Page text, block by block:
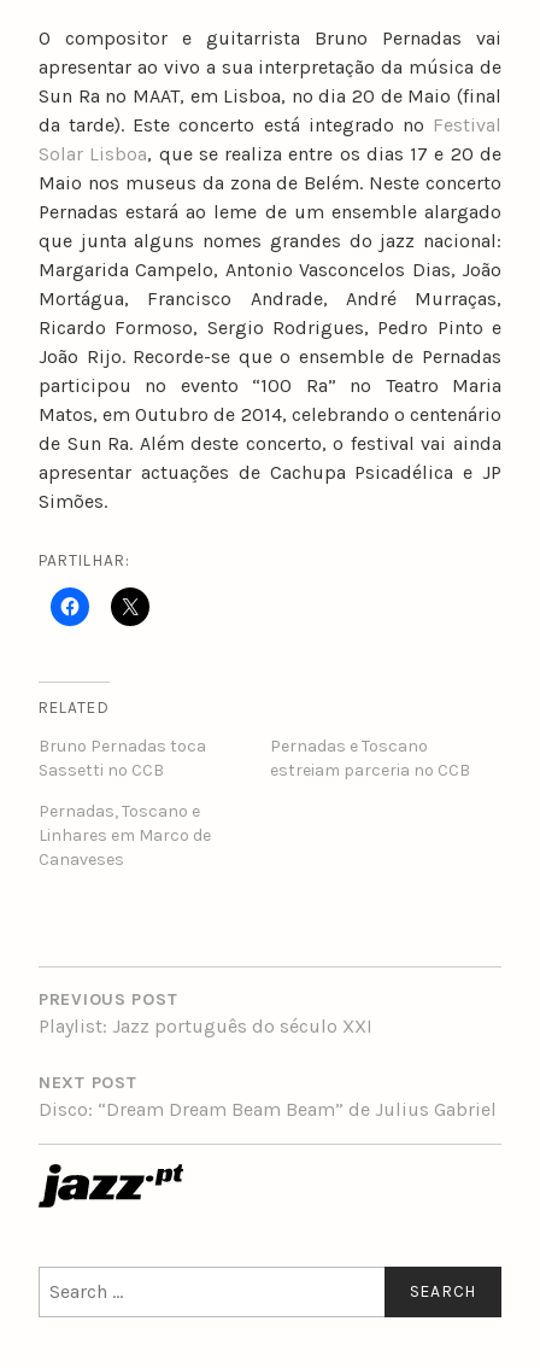
O compositor e guitarrista Bruno Pernadas vai
apresentar ao vivo a sua interpretação da música de
Sun Ra no MAAT, em Lisboa, no dia 20 de Maio (final
da tarde). Este concerto está integrado no Festival
Solar Lisboa, que se realiza entre os dias 17 e 20 de
Maio nos museus da zona de Belém. Neste concerto
Pernadas estará ao leme de um ensemble alargado
que junta alguns nomes grandes do jazz nacional:
Margarida Campelo, Antonio Vasconcelos Dias, João
Mortágua, Francisco Andrade, André Murraças,
Ricardo Formoso, Sergio Rodrigues, Pedro Pinto e
João Rijo. Recorde-se que o ensemble de Pernadas
participou no evento “100 Ra” no Teatro Maria
Matos, em Outubro de 2014, celebrando o centenário
de Sun Ra. Além deste concerto, o festival vai ainda
apresentar actuações de Cachupa Psicadélica e JP
Simões.
PARTILHAR:
RELATED
Bruno Pernadas toca
Sassetti no CCB
Pernadas e Toscano
estreiam parceria no CCB
Pernadas, Toscano e
Linhares em Marco de
Canaveses
POST
NAVIGATION
PREVIOUS POST
Playlist: Jazz português do século XXI
NEXT POST
Disco: “Dream Dream Beam Beam” de Julius Gabriel
for: